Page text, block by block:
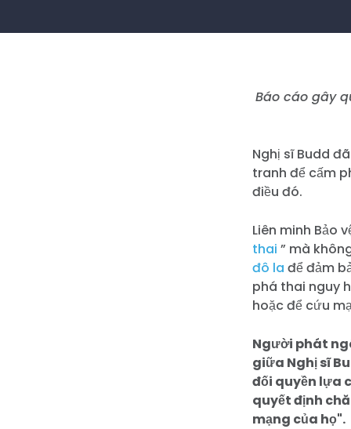
Báo cáo gây
Nghị sĩ Budd
tranh để cấm
điều đó.
Liên minh Bảo
thai ” mà
đô la để đảm
phá thai nguy
hoặc để cứu
Người phát
giữa Nghị sĩ
đối quyền lựa
quyết định
mạng của họ".